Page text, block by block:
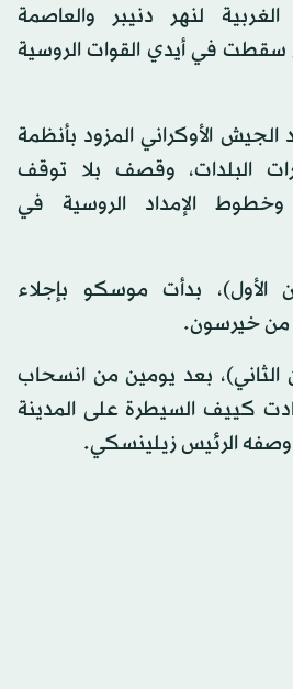
لنهر دنيبر والعاصمة
سقطت في أيدي القوات الروسية
الأوكراني المزود بأنظمة
البلدات، وقصف بلا توقف
الإمداد الروسية في
الأول)، بدأت موسكو بإجلاء
من خيرسون.
الثاني)، بعد يومين من انسحاب
كييف السيطرة على المدينة
الرئيس زيلينسكي.